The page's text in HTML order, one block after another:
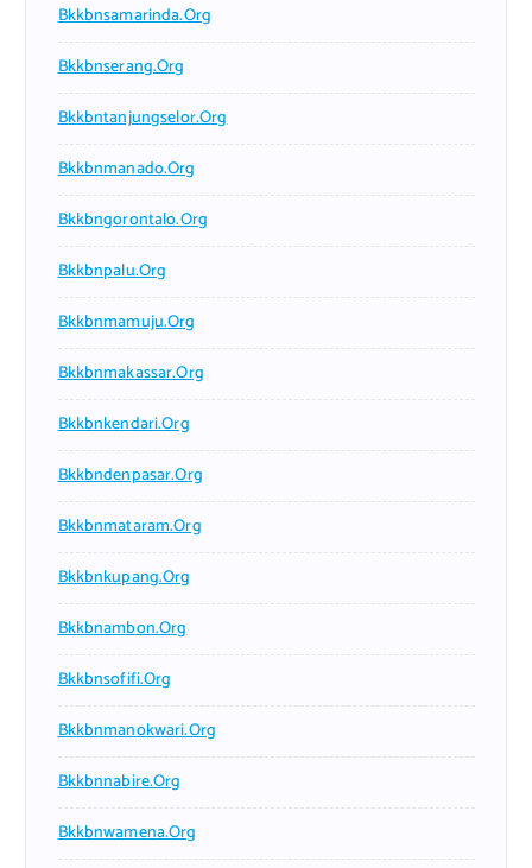
Bkkbnsamarinda.org
Bkkbnserang.org
Bkkbntanjungselor.org
Bkkbnmanado.org
Bkkbngorontalo.org
Bkkbnpalu.org
Bkkbnmamuju.org
Bkkbnmakassar.org
Bkkbnkendari.org
Bkkbndenpasar.org
Bkkbnmataram.org
Bkkbnkupang.org
Bkkbnambon.org
Bkkbnsofifi.org
Bkkbnmanokwari.org
Bkkbnnabire.org
Bkkbnwamena.org